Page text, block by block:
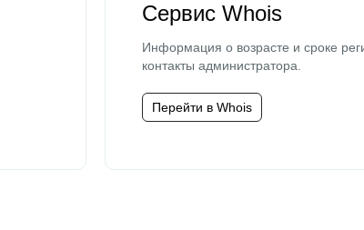
Сервис Whois
Информация о возрасте и сроке
контакты администратора.
Перейти в Whois